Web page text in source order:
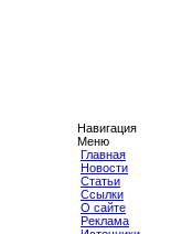
Навигация
Меню
Главная
Новости
Статьи
Ссылки
О сайте
Реклама